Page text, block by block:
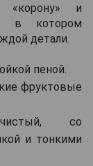
«корону» и
в котором
детали.
пеной.
фруктовые
со
и тонкими